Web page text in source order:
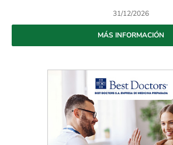
31/12/2026
MÁS INFORMACIÓN